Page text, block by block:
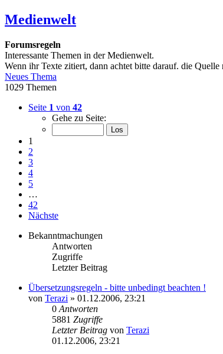
Medienwelt
Forumsregeln
Interessante Themen in der Medienwelt.
Wenn ihr Texte zitiert, dann achtet bitte darauf. die
Neues Thema
1029 Themen
Seite 1 von 42
Gehe zu Seite:
1
2
3
4
5
…
42
Nächste
Bekanntmachungen
Antworten
Zugriffe
Letzter Beitrag
Übersetzungsregeln - bitte unbedingt beachten !
von Terazi » 01.12.2006, 23:21
0 Antworten
5881 Zugriffe
Letzter Beitrag von Terazi
01.12.2006, 23:21